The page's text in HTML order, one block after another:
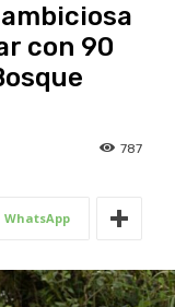
con 90
787
WhatsApp